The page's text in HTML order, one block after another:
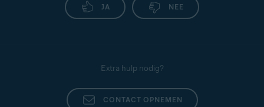
JA NEE
Extra hulp nodig?
CONTACT OPNEMEN